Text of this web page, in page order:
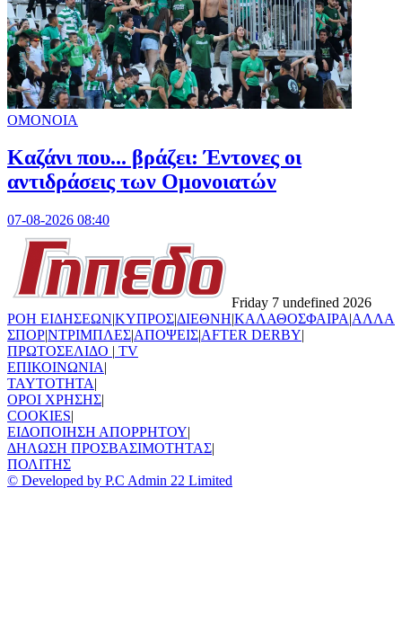
ΟΜΟΝΟΙΑ
Καζάνι που... βράζει: Έντονες οι
αντιδράσεις των Ομονοιατών
07-08-2026 08:40
Friday 7 undefined 2026
ΡΟΗ ΕΙΔΗΣΕΩΝ|ΚΥΠΡΟΣ|ΔΙΕΘΝΗ|ΚΑΛΑΘΟΣΦΑΙΡΑ|ΑΛΛΑ
ΣΠΟΡ|ΝΤΡΙΜΠΛΕΣ|ΑΠΟΨΕΙΣ|AFTER DERBY|
ΠΡΩΤΟΣΕΛΙΔΟ | TV
ΕΠΙΚΟΙΝΩΝΙΑ|
TAYTOTHTA|
ΟΡΟΙ ΧΡΗΣΗΣ|
COOKIES|
ΕΙΔΟΠΟΙΗΣΗ ΑΠΟΡΡΗΤΟΥ|
ΔΗΛΩΣΗ ΠΡΟΣΒΑΣΙΜΟΤΗΤΑΣ|
ΠΟΛΙΤΗΣ
© Developed by P.C Admin 22 Limited